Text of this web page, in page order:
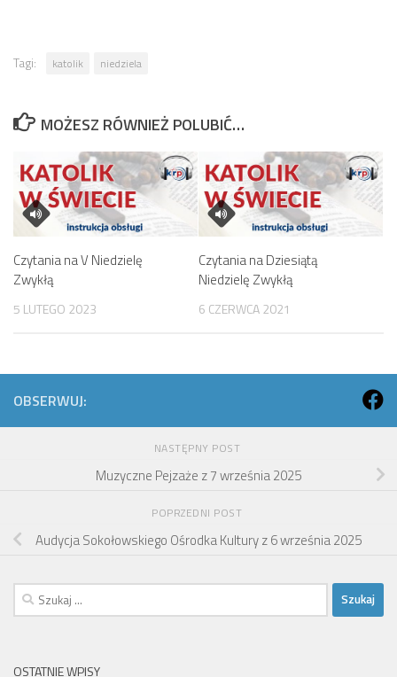
Tagi: katolik niedziela
MOŻESZ RÓWNIEŻ POLUBIĆ…
Czytania na V Niedzielę
Zwykłą
5 LUTEGO 2023
Czytania na Dziesiątą
Niedzielę Zwykłą
6 CZERWCA 2021
OBSERWUJ:
NASTĘPNY POST
Muzyczne Pejzaże z 7 września 2025
POPRZEDNI POST
Audycja Sokołowskiego Ośrodka Kultury z 6 września 2025
Szukaj:
OSTATNIE WPISY